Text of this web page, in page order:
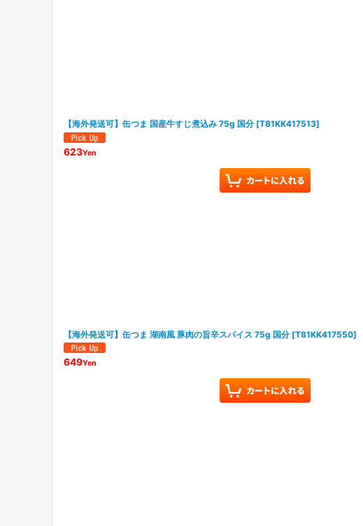
【海外発送可】缶つま 国産牛すじ煮込み 75g 国分 [T81KK417513]
623Yen
【海外発送可】缶つま 湖南風 豚肉の旨辛スパイス 75g 国分 [T81KK417550]
649Yen